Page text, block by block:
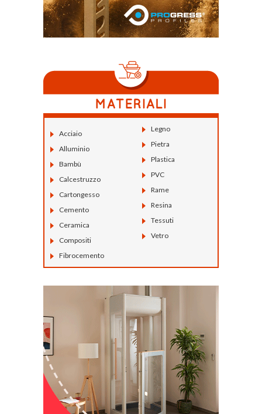
Acciaio
Alluminio
Bambù
Calcestruzzo
Cartongesso
Cemento
Ceramica
Compositi
Fibrocemento
Legno
Pietra
Plastica
PVC
Rame
Resina
Tessuti
Vetro